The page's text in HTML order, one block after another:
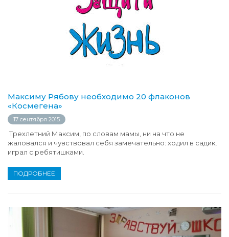
Максиму Рябову необходимо 20 флаконов
«Космегена»
17 сентября 2015
Трехлетний Максим, по словам мамы, ни на что не
жаловался и чувствовал себя замечательно: ходил в садик,
играл с ребятишками.
ПОДРОБНЕЕ